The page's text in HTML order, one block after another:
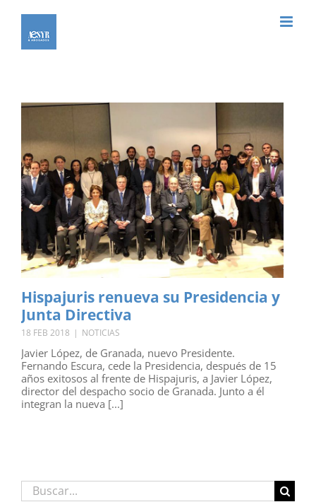
contenido
Hispajuris renueva su Presidencia y
Junta Directiva
18 FEB 2018 | NOTICIAS
Javier López, de Granada, nuevo Presidente.
Fernando Escura, cede la Presidencia, después de 15
años exitosos al frente de Hispajuris, a Javier López,
director del despacho socio de Granada. Junto a él
integran la nueva [...]
Buscar: